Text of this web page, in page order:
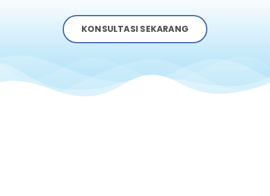
KONSULTASI SEKARANG